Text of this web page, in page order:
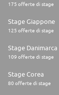
175 offerte di stage
Stage Giappone
125 offerte di stage
Stage Danimarca
109 offerte di stage
Stage Corea
80 offerte di stage